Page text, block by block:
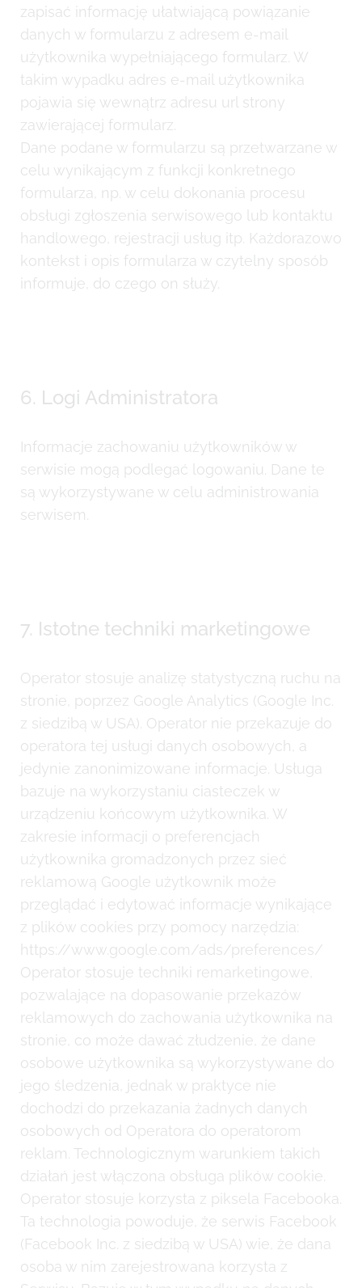
zapisać informację ułatwiającą powiązanie
danych w formularzu z adresem e-mail
użytkownika wypełniającego formularz. W
takim wypadku adres e-mail użytkownika
pojawia się wewnątrz adresu url strony
zawierającej formularz.
Dane podane w formularzu są przetwarzane w
celu wynikającym z funkcji konkretnego
formularza, np. w celu dokonania procesu
obsługi zgłoszenia serwisowego lub kontaktu
handlowego, rejestracji usług itp. Każdorazowo
kontekst i opis formularza w czytelny sposób
informuje, do czego on służy.
6. Logi Administratora
Informacje zachowaniu użytkowników w
serwisie mogą podlegać logowaniu. Dane te
są wykorzystywane w celu administrowania
serwisem.
7. Istotne techniki marketingowe
Operator stosuje analizę statystyczną ruchu na
stronie, poprzez Google Analytics (Google Inc.
z siedzibą w USA). Operator nie przekazuje do
operatora tej usługi danych osobowych, a
jedynie zanonimizowane informacje. Usługa
bazuje na wykorzystaniu ciasteczek w
urządzeniu końcowym użytkownika. W
zakresie informacji o preferencjach
użytkownika gromadzonych przez sieć
reklamową Google użytkownik może
przeglądać i edytować informacje wynikające
z plików cookies przy pomocy narzędzia:
https://www.google.com/ads/preferences/
Operator stosuje techniki remarketingowe,
pozwalające na dopasowanie przekazów
reklamowych do zachowania użytkownika na
stronie, co może dawać złudzenie, że dane
osobowe użytkownika są wykorzystywane do
jego śledzenia, jednak w praktyce nie
dochodzi do przekazania żadnych danych
osobowych od Operatora do operatorom
reklam. Technologicznym warunkiem takich
działań jest włączona obsługa plików cookie.
Operator stosuje korzysta z piksela Facebooka.
Ta technologia powoduje, że serwis Facebook
(Facebook Inc. z siedzibą w USA) wie, że dana
osoba w nim zarejestrowana korzysta z